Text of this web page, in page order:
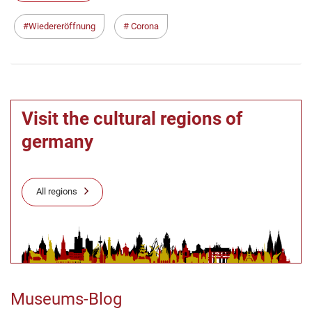
Wiedereröffnung Corona
Visit the cultural regions of
germany
All regions
Museums-Blog